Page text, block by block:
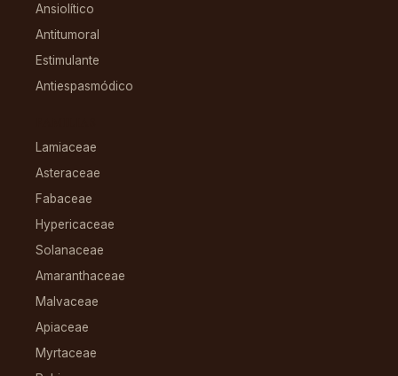
Ansiolítico
Antitumoral
Estimulante
Antiespasmódico
Lamiaceae
Asteraceae
Fabaceae
Hypericaceae
Solanaceae
Amaranthaceae
Malvaceae
Apiaceae
Myrtaceae